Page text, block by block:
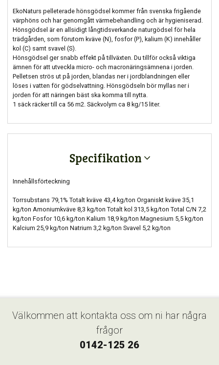
EkoNaturs pelleterade hönsgödsel kommer från svenska frigående
värphöns och har genomgått värmebehandling och är hygieniserad.
Hönsgödsel är en allsidigt långtidsverkande naturgödsel för hela
trädgården, som förutom kväve (N), fosfor (P), kalium (K) innehåller
kol (C) samt svavel (S).
Hönsgödsel ger snabb effekt på tillväxten. Du tillför också viktiga
ämnen för att utveckla micro- och macronäringsämnena i jorden.
Pelletsen strös ut på jorden, blandas ner i jordblandningen eller
löses i vatten för gödselvattning. Hönsgödseln bör myllas ner i
jorden för att näringen bäst ska komma till nytta.
1 säck räcker till ca 56 m2. Säckvolym ca 8 kg/15 liter.
Specifikation
Innehållsförteckning
Torrsubstans 79,1% Totalt kväve 43,4 kg/ton Organiskt kväve 35,1
kg/ton Amoniumkväve 8,3 kg/ton Totalt kol 313,5 kg/ton Total C/N 7,2
kg/ton Fosfor 10,6 kg/ton Kalium 18,9 kg/ton Magnesium 5,5 kg/ton
Kalcium 25,9 kg/ton Natrium 3,2 kg/ton Svavel 5,2 kg/ton
Välkommen att kontakta oss om ni har några
frågor
0142-125 26